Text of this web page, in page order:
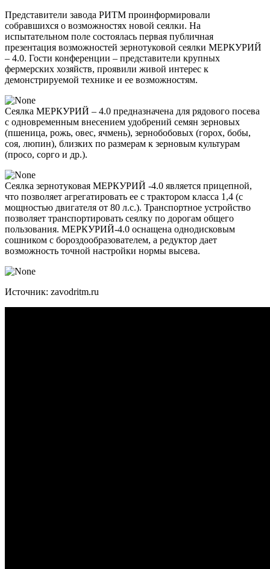
Представители завода РИТМ проинформировали
собравшихся о возможностях новой сеялки. На
испытательном поле состоялась первая публичная
презентация возможностей зернотуковой сеялки МЕРКУРИЙ
– 4.0. Гости конференции – представители крупных
фермерских хозяйств, проявили живой интерес к
демонстрируемой технике и ее возможностям.
Сеялка МЕРКУРИЙ – 4.0 предназначена для рядового посева
с одновременным внесением удобрений семян зерновых
(пшеница, рожь, овес, ячмень), зернобобовых (горох, бобы,
соя, люпин), близких по размерам к зерновым культурам
(просо, сорго и др.).
Сеялка зернотуковая МЕРКУРИЙ -4.0 является прицепной,
что позволяет агрегатировать ее с трактором класса 1,4 (с
мощностью двигателя от 80 л.с.). Транспортное устройство
позволяет транспортировать сеялку по дорогам общего
пользования. МЕРКУРИЙ-4.0 оснащена однодисковым
сошником с бороздообразователем, а редуктор дает
возможность точной настройки нормы высева.
Источник: zavodritm.ru